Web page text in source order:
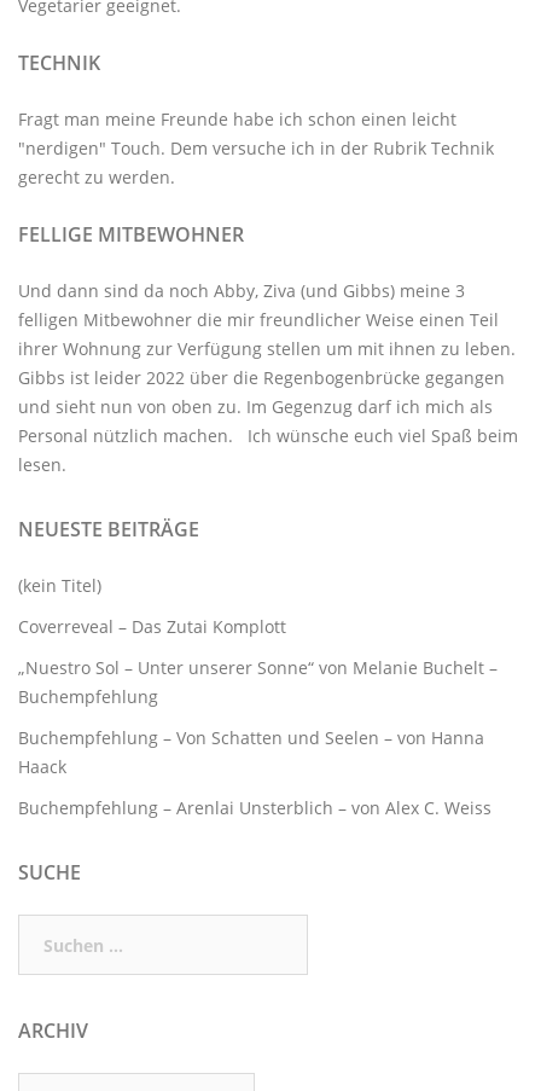
Vegetarier geeignet.
TECHNIK
Fragt man meine Freunde habe ich schon einen leicht
"nerdigen" Touch. Dem versuche ich in der Rubrik Technik
gerecht zu werden.
FELLIGE MITBEWOHNER
Und dann sind da noch Abby, Ziva (und Gibbs) meine 3
felligen Mitbewohner die mir freundlicher Weise einen Teil
ihrer Wohnung zur Verfügung stellen um mit ihnen zu leben.
Gibbs ist leider 2022 über die Regenbogenbrücke gegangen
und sieht nun von oben zu. Im Gegenzug darf ich mich als
Personal nützlich machen. Ich wünsche euch viel Spaß beim
lesen.
NEUESTE BEITRÄGE
(kein Titel)
Coverreveal – Das Zutai Komplott
„Nuestro Sol – Unter unserer Sonne“ von Melanie Buchelt –
Buchempfehlung
Buchempfehlung – Von Schatten und Seelen – von Hanna
Haack
Buchempfehlung – Arenlai Unsterblich – von Alex C. Weiss
SUCHE
nach:
ARCHIV